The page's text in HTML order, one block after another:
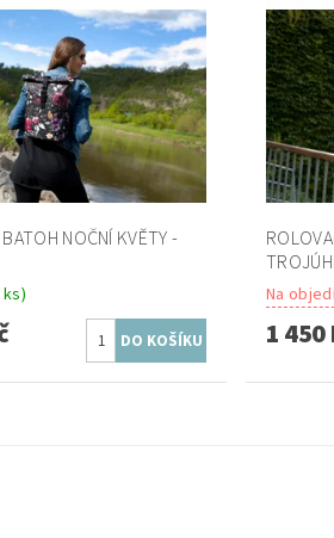
NOČNÍ KVĚTY -
ks) Na
1 450